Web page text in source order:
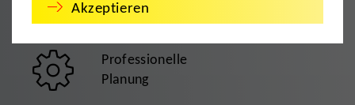
Beratung
Professionelle
Planung
Akzeptieren